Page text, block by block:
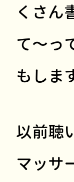
くさん
て〜っ
もしま
以前聴
マッサ